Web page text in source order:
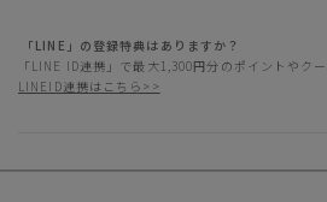
「LINE」の登録特典はありますか？
「LINE ID連携」で最大1,300円分のポイントやク
LINEID連携はこちら>>